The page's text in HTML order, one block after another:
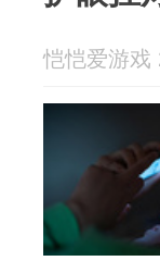
恺恺爱游戏